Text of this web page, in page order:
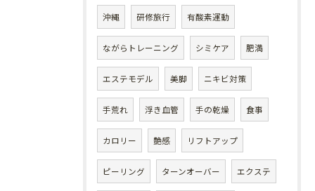
沖縄 研修旅行 有酸素運動
ながらトレーニング シミケア 肥満
エステモデル 美脚 ニキビ対策
手荒れ 浮き血管 手の乾燥 食事
カロリー 艶感 リフトアップ
ピーリング ターンオーバー エクステ